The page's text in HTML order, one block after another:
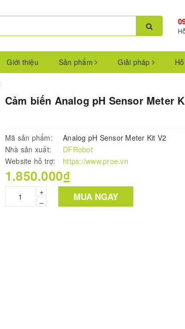
Giới thiệu Sản phẩm Giải pháp
Cảm biến Analog pH Sensor Meter
Mã sản phẩm:
Analog pH Sensor Meter Kit V2
Nhà sản xuất:
DFRobot
Website hỗ trợ:
https://www.proe.vn
1.850.000₫
+
–
MUA NGAY